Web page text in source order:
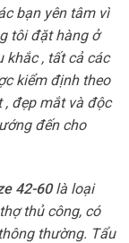
bạn yên tâm vì
tôi đặt hàng ở
khắc , tất cả các
kiểm định theo
, đẹp mắt và độc
đến cho
42-60là loại
thủ công, có
thường. Tẩu